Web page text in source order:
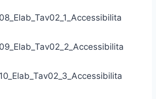
08_Elab_Tav02_1_Accessibilita
09_Elab_Tav02_2_Accessibilita
10_Elab_Tav02_3_Accessibilita